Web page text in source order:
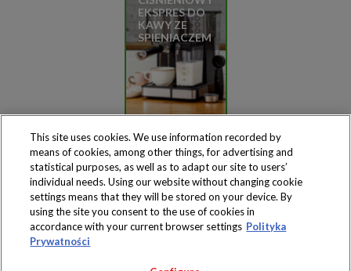
EKSPRES DO
KAWY ZE
SPIENIACZEM
Produkty dostępne
wyłącznie w sklepach
This site uses cookies. We use information recorded by
means of cookies, among other things, for advertising and
statistical purposes, as well as to adapt our site to users’
individual needs. Using our website without changing cookie
settings means that they will be stored on your device. By
using the site you consent to the use of cookies in
accordance with your current browser settings Polityka
Prywatności